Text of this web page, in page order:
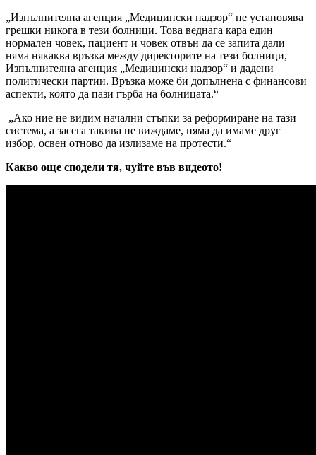
„Изпълнителна агенция „Медицински надзор“ не установява
грешки никога в тези болници. Това веднага кара един
нормален човек, пациент и човек отвън да се запита дали
няма някаква връзка между директорите на тези болници,
Изпълнителна агенция „Медицински надзор“ и дадени
политически партии. Връзка може би допълнена с финансови
аспекти, която да пази гърба на болницата.“
„Ако ние не видим начални стъпки за реформиране на тази
система, а засега такива не виждаме, няма да имаме друг
избор, освен отново да излизаме на протести.“
Какво още сподели тя, чуйте във видеото!